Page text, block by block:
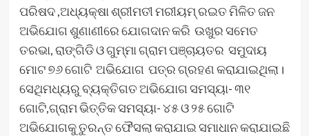
ପରିଷଦ ,ଅଧ୍ୟକ୍ଷା ଶ୍ରୀମତୀ ମରୀୟମ୍ ରଇତ ମିଳିତ ଜନ
ଅଭିଯୋଗ ଶୁଣାଣୀରେ ଯୋଗଦାନ କରି ଉଖୁର ସମେତ
ତରଭା, ରାଙ୍ଗିଡି ଓ ଗୁମ୍ମା ଗ୍ରାମ ପଞ୍ଚାୟତର ସମୁଦାୟ
ମୋଟ ୭୬ ଗୋଟି ଅଭିଯୋଗ ପତ୍ର ଗ୍ରହଣ କରାଯାଇଥିଲା।
ସେଥିମଧ୍ୟରୁ ବ୍ୟକ୍ତିଗତ ଅଭିଯୋଗ ସମସ୍ୟା- ୩୧
ଗୋଟି,ଗ୍ରାମ ଭିତ୍ତିକ ସମସ୍ୟା- ୪୫ ଓ ୨୫ ଗୋଟି
ଅଭିଯୋଗକୁ ତୁରନ୍ତ ଫୈସଲା କରାଯାଇ ସମାଧାନ କରାଯାଇଛି